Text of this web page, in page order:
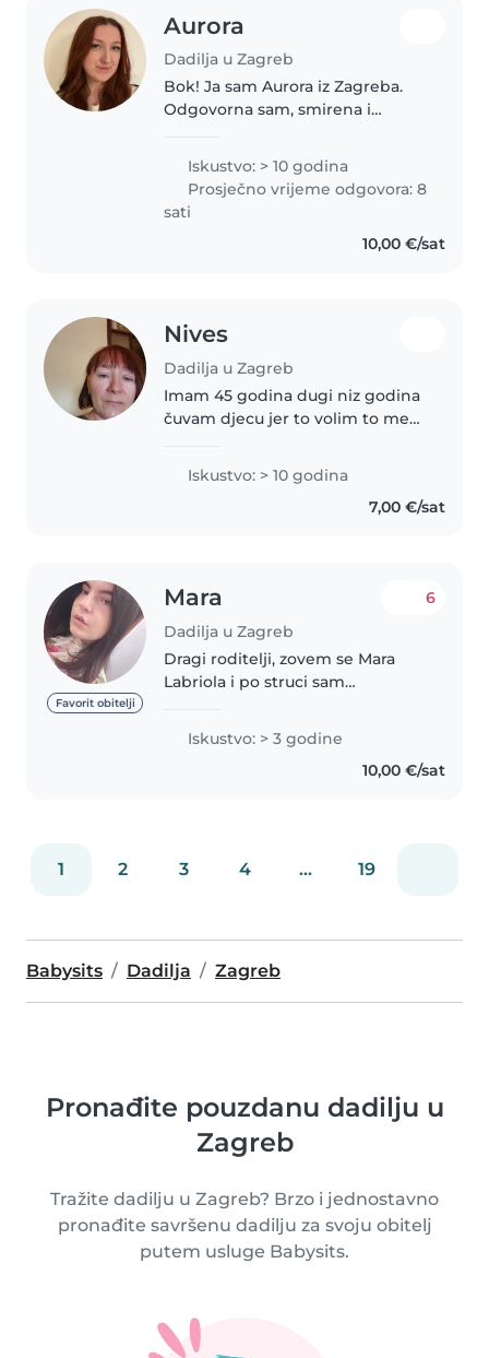
Aurora
Dadilja u Zagreb
Bok! Ja sam Aurora iz Zagreba.
Odgovorna sam, smirena i
djecu i želi se u budućnosti
profesionalno baviti ovim
poslom, te planiram upisati
Iskustvo: > 10 godina
Prosječno vrijeme odgovora: 8
sati
10,00 €/sat
Nives
Dadilja u Zagreb
Imam 45 godina dugi niz godina
čuvam djecu jer to volim to me
Iskustvo: > 10 godina
7,00 €/sat
Favorit obitelji
Mara
Dadilja u Zagreb
6
Dragi roditelji, zovem se Mara
Labriola i po struci sam
dobi. Završila sam preddiplomski
studij Ranog i predškolskog
odgoja u Zadru, a trenutno sam..
Iskustvo: > 3 godine
10,00 €/sat
1 2 3 4 ... 19
Babysits Dadilja Zagreb
Pronađite pouzdanu dadilju u
Zagreb
Tražite dadilju u Zagreb? Brzo i jednostavno
pronađite savršenu dadilju za svoju obitelj
putem usluge Babysits.